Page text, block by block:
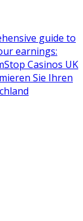
guide to
earnings:
Casinos UK
Sie Ihren